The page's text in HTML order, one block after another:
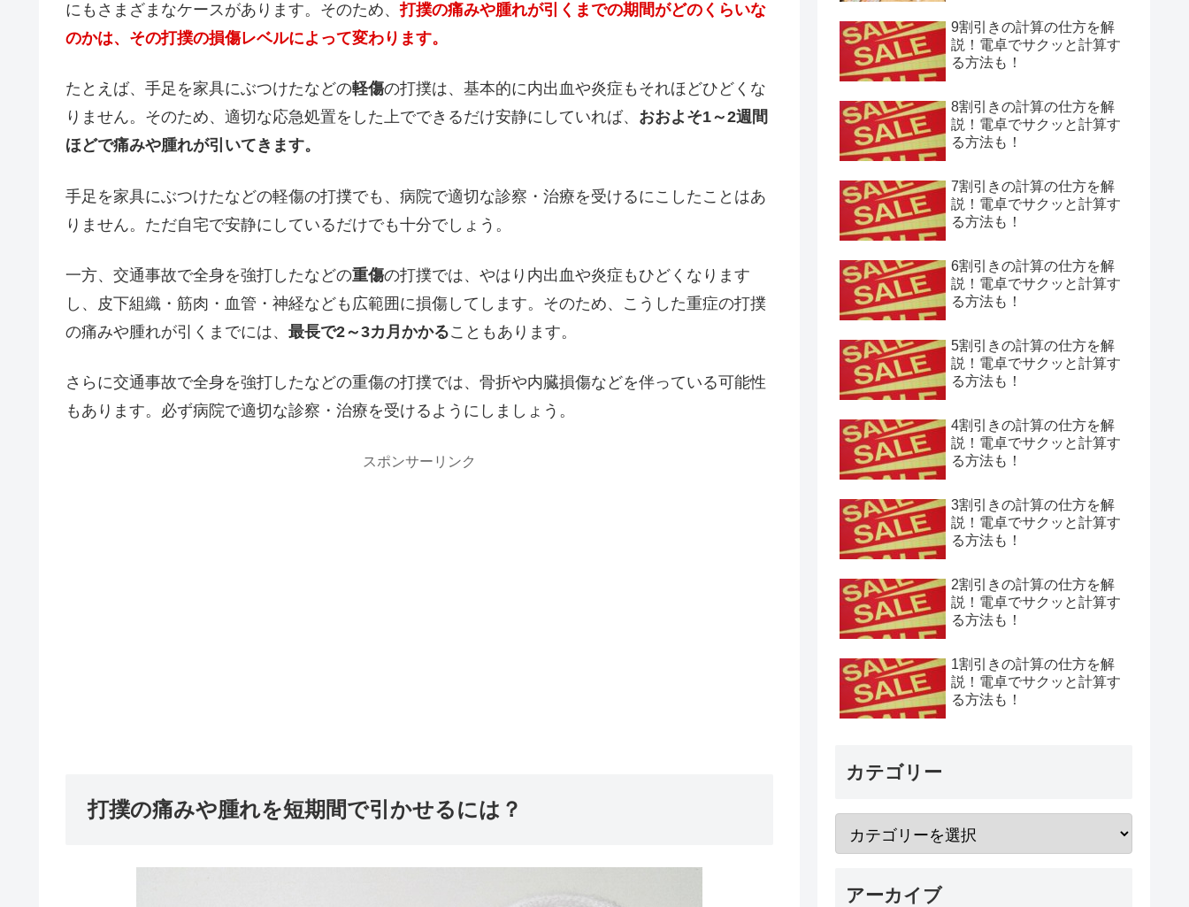
にもさまざまなケースがあります。そのため、打撲の痛みや腫れが引くまでの期間がどのくらいな
のかは、その打撲の損傷レベルによって変わります。
たとえば、手足を家具にぶつけたなどの軽傷の打撲は、基本的に内出血や炎症もそれほどひどくな
りません。そのため、適切な応急処置をした上でできるだけ安静にしていれば、 おおよそ1～2週間
ほどで痛みや腫れが引いてきます。
手足を家具にぶつけたなどの軽傷の打撲でも、病院で適切な診察・治療を受けるにこしたことはあ
りません。ただ自宅で安静にしているだけでも十分でしょう。
一方、交通事故で全身を強打したなどの重傷の打撲では、やはり内出血や炎症もひどくなります
し、皮下組織・筋肉・血管・神経なども広範囲に損傷してします。そのため、こうした重症の打撲
の痛みや腫れが引くまでには、 最長で2～3カ月かかることもあります。
さらに交通事故で全身を強打したなどの重傷の打撲では、骨折や内臓損傷などを伴っている可能性
もあります。必ず病院で適切な診察・治療を受けるようにしましょう。
スポンサーリンク
打撲の痛みや腫れを短期間で引かせるには？
9割引きの計算の仕方を解
説！電卓でサクッと計算す
る方法も！
8割引きの計算の仕方を解
説！電卓でサクッと計算す
る方法も！
7割引きの計算の仕方を解
説！電卓でサクッと計算す
る方法も！
6割引きの計算の仕方を解
説！電卓でサクッと計算す
る方法も！
5割引きの計算の仕方を解
説！電卓でサクッと計算す
る方法も！
4割引きの計算の仕方を解
説！電卓でサクッと計算す
る方法も！
3割引きの計算の仕方を解
説！電卓でサクッと計算す
る方法も！
2割引きの計算の仕方を解
説！電卓でサクッと計算す
る方法も！
1割引きの計算の仕方を解
説！電卓でサクッと計算す
る方法も！
カテゴリー
アーカイブ